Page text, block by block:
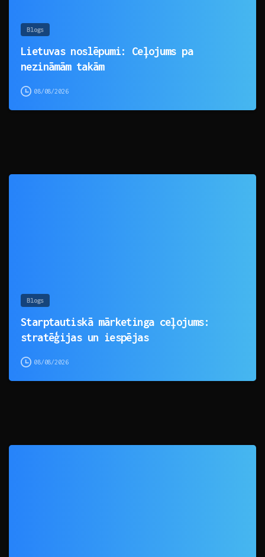
Blogs
Lietuvas noslēpumi: Ceļojums pa
nezināmām takām
08/08/2026
Blogs
Starptautiskā mārketinga ceļojums:
stratēģijas un iespējas
08/08/2026